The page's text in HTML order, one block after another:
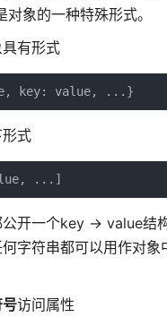
对象的一种特殊形式。
具有形式
式
开一个key -> value结
字符串都可以用作对象
号访问属性